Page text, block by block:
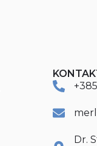
Dr.